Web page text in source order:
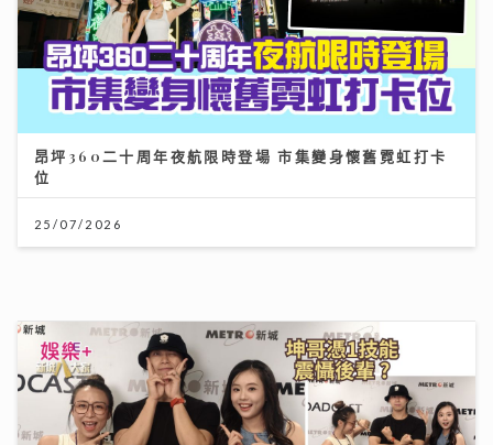
昂坪360二十周年夜航限時登場 市集變身懷舊霓虹打卡
位
25/07/2026
一連13集「賞心悅樂」姚心悅登陸新城夥拍黎莉開咪 師
父吳業坤打頭陣爆錄音室血淚史